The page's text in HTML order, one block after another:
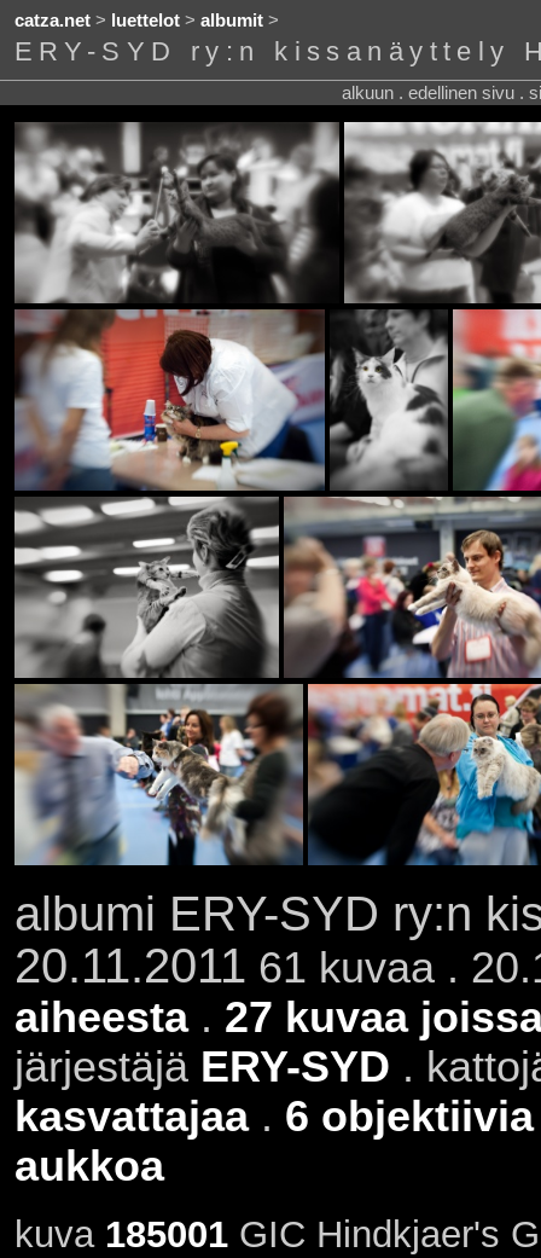
catza.net> luettelot> albumit>
ERY-SYD ry:n kissanäyttely
alkuun . edellinen sivu .
albumi ERY-SYD ry:n
20.11.2011 61 kuvaa .
aiheesta. 27 kuvaa
järjestäjä ERY-SYD .
kasvattajaa. 6 objektiivia
aukkoa
kuva 185001GIC Hindkjaer's